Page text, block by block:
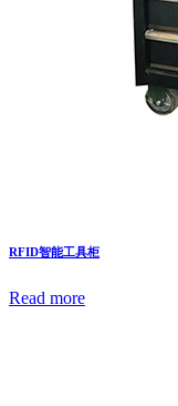
RFID智能工具柜
Read more